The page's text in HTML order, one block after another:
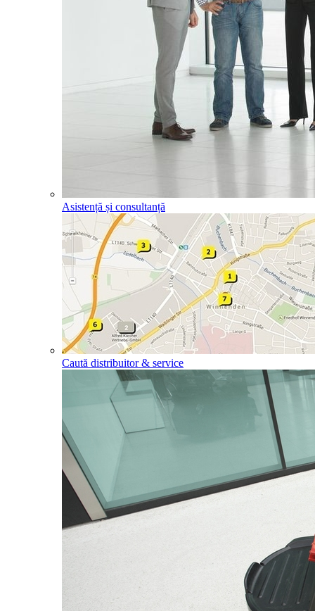
Asistență și consultanță
Caută distribuitor & service